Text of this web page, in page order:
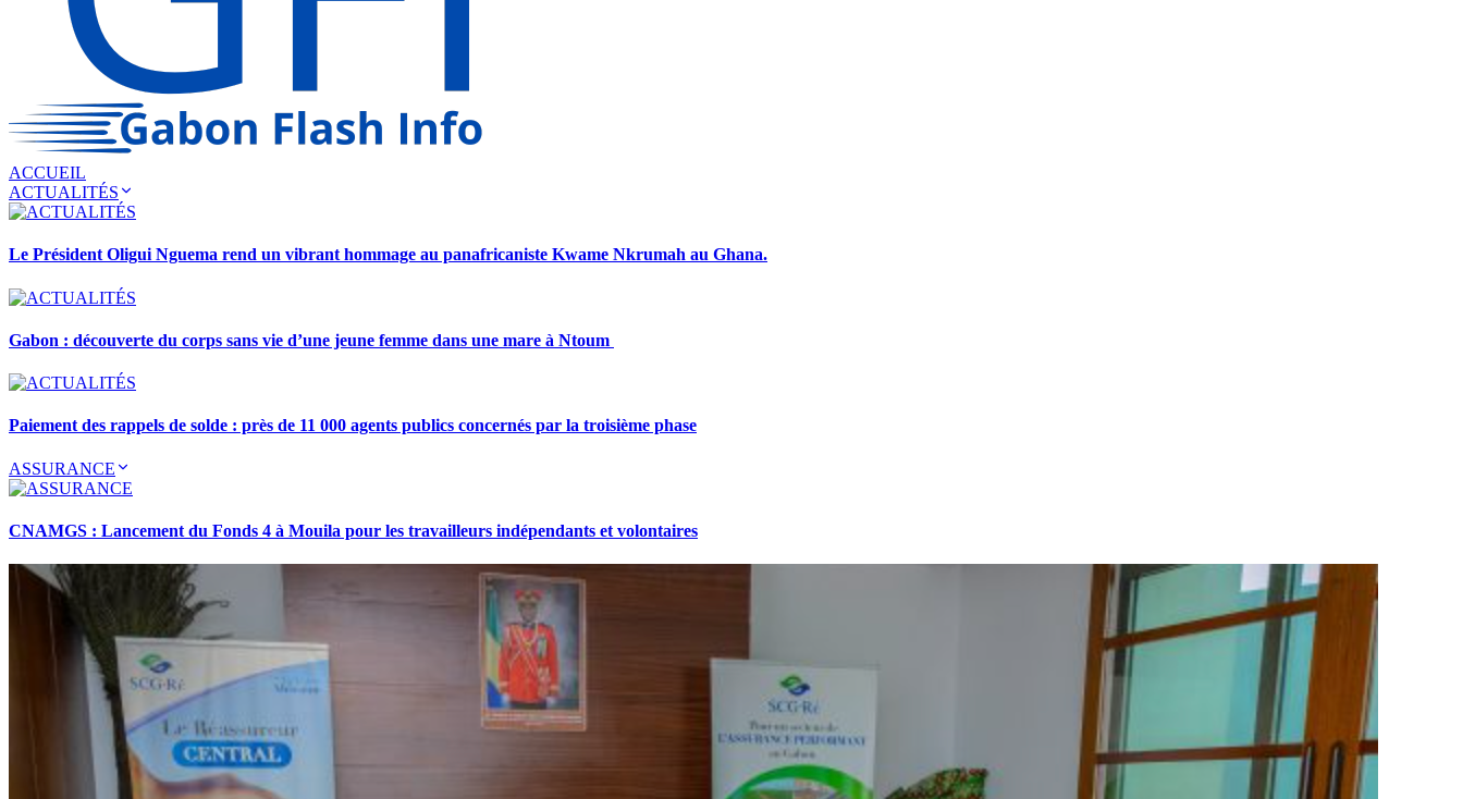
ACCUEIL
ACTUALITÉS
Le Président Oligui Nguema rend un vibrant hommage au panafricaniste Kwame Nkrumah au Ghana.
Gabon : découverte du corps sans vie d’une jeune femme dans une mare à Ntoum
Paiement des rappels de solde : près de 11 000 agents publics concernés par la troisième phase
ASSURANCE
CNAMGS : Lancement du Fonds 4 à Mouila pour les travailleurs indépendants et volontaires